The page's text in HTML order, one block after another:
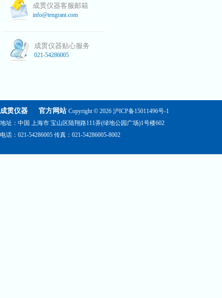
成贯仪器客服邮箱
info@tengrant.com
成贯仪器贴心服务
021-54286005
成贯仪器 官方网站 Copyright © 2026 沪ICP备15011496号-1
地址：中国 上海市 宝山区陆翔路111弄(绿地公园广场)1号楼602
电话：021-54286005 传真：021-54286005-8002